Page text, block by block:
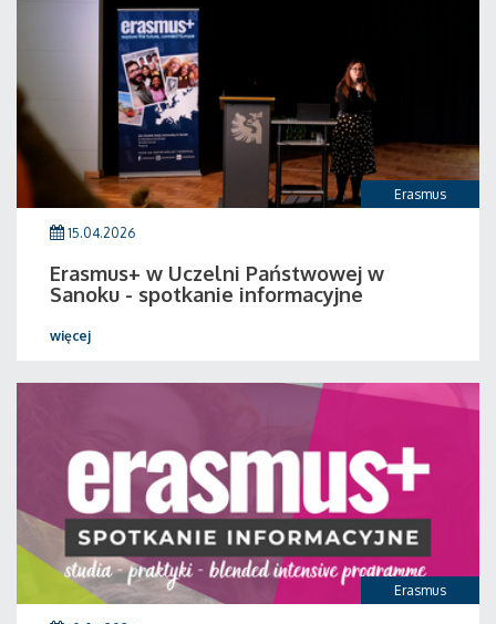
Erasmus
15.04.2026
Erasmus+ w Uczelni Państwowej w
Sanoku - spotkanie informacyjne
więcej
Erasmus